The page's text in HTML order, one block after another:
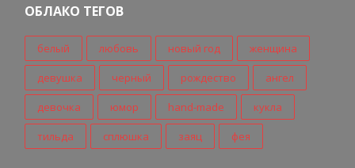
ОБЛАКО ТЕГОВ
белый любовь новый год женщина
девушка черный рождество ангел
девочка юмор hand-made кукла
тильда сплюшка заяц фея